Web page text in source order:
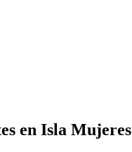
en Isla Mujeres